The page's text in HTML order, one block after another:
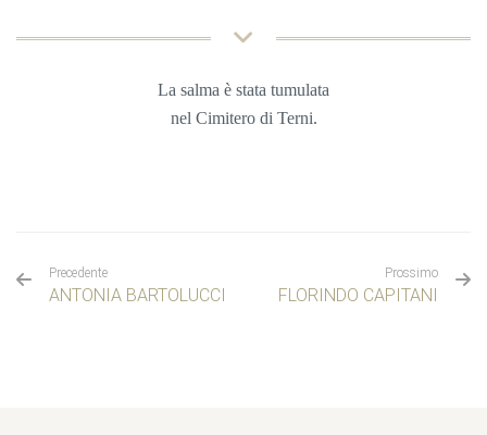
La salma è stata tumulata
nel Cimitero di Terni.
Precedente
ANTONIA BARTOLUCCI
Prossimo
FLORINDO CAPITANI